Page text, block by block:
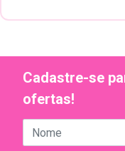
Cadastre-se
ofertas!